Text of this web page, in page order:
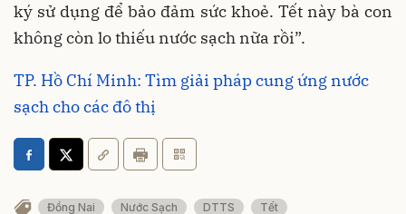
ký sử dụng để bảo đảm sức khoẻ. Tết này bà con
không còn lo thiếu nước sạch nữa rồi”.
TP. Hồ Chí Minh: Tìm giải pháp cung ứng nước
sạch cho các đô thị
Đồng Nai Nước Sạch DTTS Tết